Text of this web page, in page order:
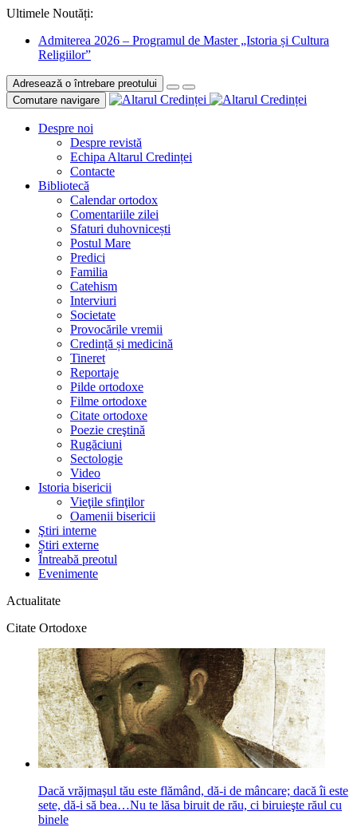
Ultimele Noutăți:
Admiterea 2026 – Programul de Master „Istoria și Cultura
Religiilor”
Adresează o întrebare preotului
Comutare navigare
Despre noi
Despre revistă
Echipa Altarul Credinței
Contacte
Bibliotecă
Calendar ortodox
Comentariile zilei
Sfaturi duhovnicești
Postul Mare
Predici
Familia
Catehism
Interviuri
Societate
Provocările vremii
Credință și medicină
Tineret
Reportaje
Pilde ortodoxe
Filme ortodoxe
Citate ortodoxe
Poezie creştină
Rugăciuni
Sectologie
Video
Istoria bisericii
Vieţile sfinţilor
Oamenii bisericii
Ştiri interne
Știri externe
Întreabă preotul
Evenimente
Actualitate
Citate Ortodoxe
Dacă vrăjmaşul tău este flămând, dă-i de mâncare; dacă îi este
sete, dă-i să bea…Nu te lăsa biruit de rău, ci biruieşte răul cu
binele